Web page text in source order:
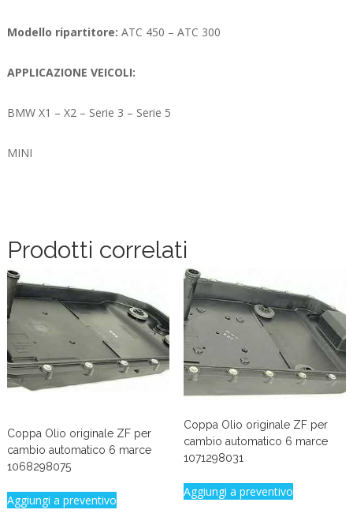
Modello ripartitore: ATC 450 – ATC 300
APPLICAZIONE VEICOLI:
BMW X1 – X2 – Serie 3 – Serie 5
MINI
Prodotti correlati
Coppa Olio originale ZF per
cambio automatico 6 marce
1068298075
Aggiungi a preventivo
Coppa Olio originale ZF per
cambio automatico 6 marce
1071298031
Aggiungi a preventivo